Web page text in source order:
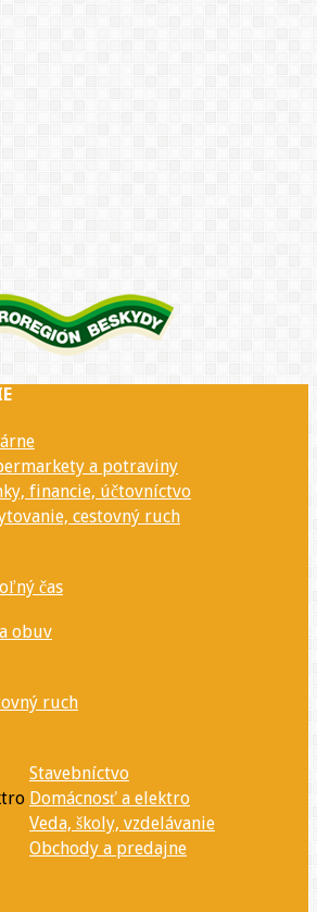
a potraviny
financie, účtovníctvo
cestovný ruch
čas
obuv
ruch
Stavebníctvo
Domácnosť a elektro
Veda, školy, vzdelávanie
Obchody a predajne